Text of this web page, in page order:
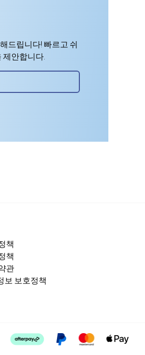
드립니다! 빠르고 쉬
제안합니다.
책
책
관
보 보호정책